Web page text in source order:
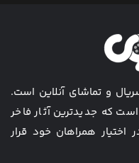
و تماشای آنلاین است.
که جدیدترین آثار فاخر
اختیار همراهان خود قرار